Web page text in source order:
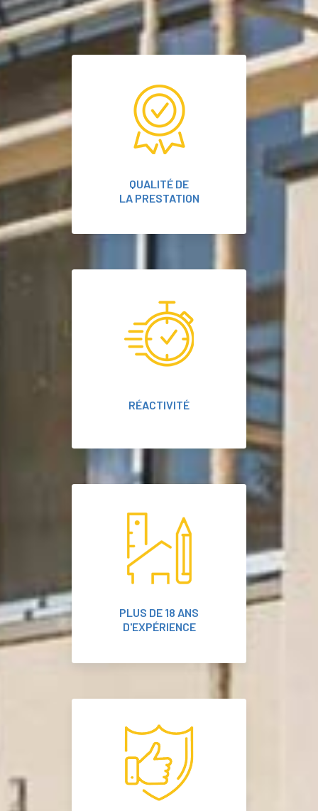
QUALITÉ DE
LA PRESTATION
RÉACTIVITÉ
PLUS DE 18 ANS
D'EXPÉRIENCE